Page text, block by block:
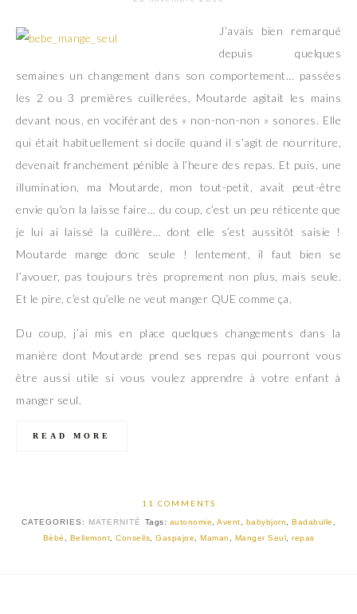
J’avais bien remarqué
depuis quelques
semaines un changement dans son comportement… passées
les 2 ou 3 premières cuillerées, Moutarde agitait les mains
devant nous, en vociférant des « non-non-non » sonores. Elle
qui était habituellement si docile quand il s’agit de nourriture,
devenait franchement pénible à l’heure des repas. Et puis, une
illumination, ma Moutarde, mon tout-petit, avait peut-être
envie qu’on la laisse faire… du coup, c’est un peu réticente que
je lui ai laissé la cuillère… dont elle s’est aussitôt saisie !
Moutarde mange donc seule ! lentement, il faut bien se
l’avouer, pas toujours très proprement non plus, mais seule.
Et le pire, c’est qu’elle ne veut manger QUE comme ça.
Du coup, j’ai mis en place quelques changements dans la
manière dont Moutarde prend ses repas qui pourront vous
être aussi utile si vous voulez apprendre à votre enfant à
manger seul.
READ MORE
11 COMMENTS
CATEGORIES: MATERNITÉ Tags: autonomie ,Avent babybjorn ,Badabulle
Bébé
Bellemont Conseils Gaspajoe Maman Manger Seul repas